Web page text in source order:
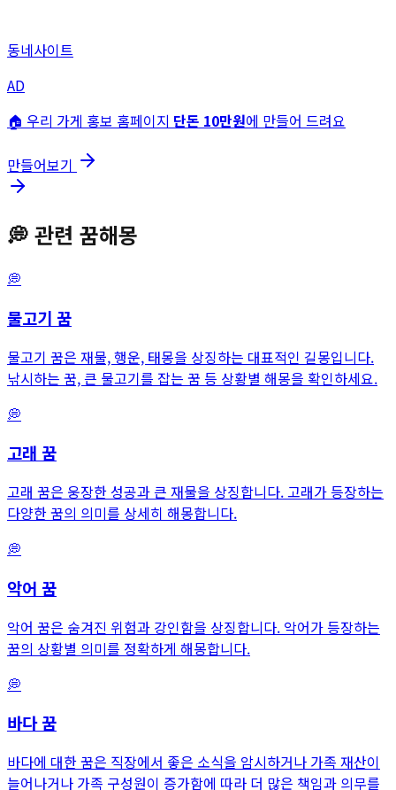
동네사이트
AD
🏠 우리 가게 홍보 홈페이지 단돈 10만원에 만들어 드려요
만들어보기
💭 관련 꿈해몽
💭
물고기 꿈
물고기 꿈은 재물, 행운, 태몽을 상징하는 대표적인 길몽입니다.
낚시하는 꿈, 큰 물고기를 잡는 꿈 등 상황별 해몽을 확인하세요.
💭
고래 꿈
고래 꿈은 웅장한 성공과 큰 재물을 상징합니다. 고래가 등장하는
다양한 꿈의 의미를 상세히 해몽합니다.
💭
악어 꿈
악어 꿈은 숨겨진 위험과 강인함을 상징합니다. 악어가 등장하는
꿈의 상황별 의미를 정확하게 해몽합니다.
💭
바다꿈
바다에 대한 꿈은 직장에서 좋은 소식을 암시하거나 가족 재산이
늘어나거나 가족 구성원이 증가함에 따라 더 많은 책임과 의무를